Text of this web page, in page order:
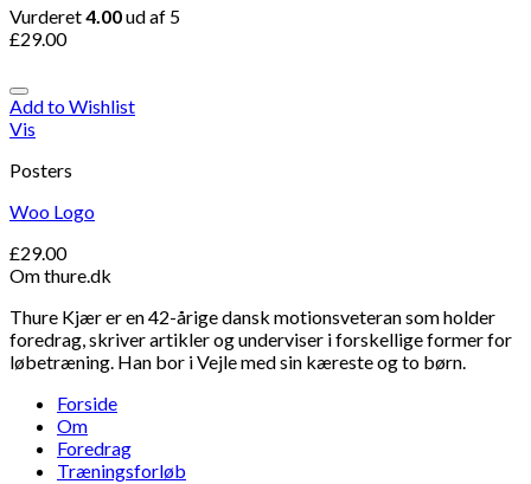
Vurderet4.00ud af 5
£29.00
Add to Wishlist
Vis
Posters
Woo Logo
£29.00
Om thure.dk
Thure Kjær er en 42-årige dansk motionsveteran som holder
foredrag, skriver artikler og underviser i forskellige former for
løbetræning. Han bor i Vejle med sin kæreste og to børn.
Forside
Om
Foredrag
Træningsforløb